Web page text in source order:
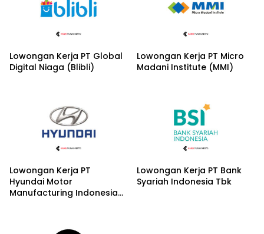
Lowongan Kerja PT Global
Digital Niaga (Blibli)
Lowongan Kerja PT Micro
Madani Institute (MMI)
Lowongan Kerja PT
Hyundai Motor
Manufacturing Indonesia
Lowongan Kerja PT Bank
Syariah Indonesia Tbk